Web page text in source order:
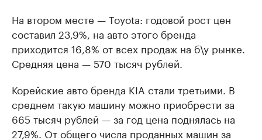
На втором месте — Toyota: годовой рост цен
составил 23,9%, на авто этого бренда
приходится 16,8% от всех продаж на б\у рынке.
Средняя цена — 570 тысяч рублей.
Корейские авто бренда KIA стали третьими. В
среднем такую машину можно приобрести за
665 тысяч рублей — за год цена поднялась на
27,9%. От общего числа проданных машин за